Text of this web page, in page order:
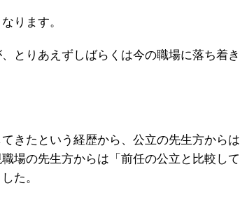
ります。
とりあえずしばらくは今の職場に落ち着き
きたという経歴から、公立の先生方からは
場の先生方からは「前任の公立と比較して
た。